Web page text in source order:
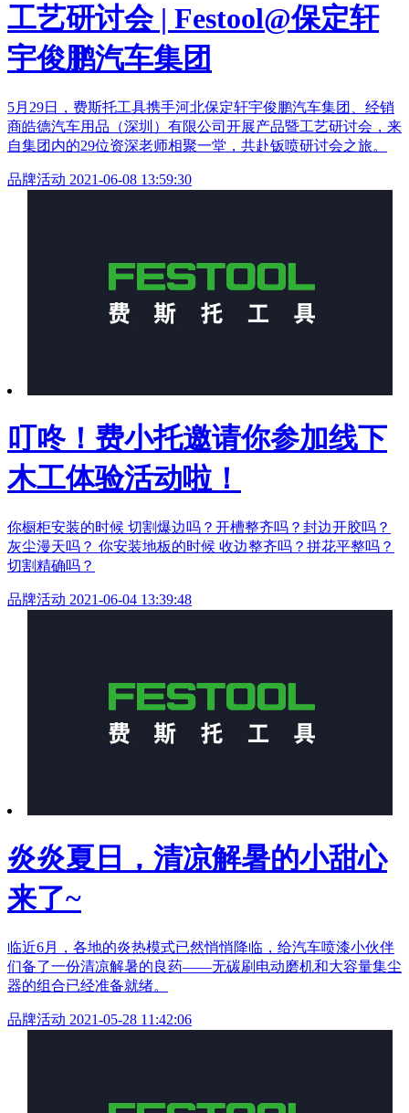
工艺研讨会 | Festool@保定轩
宇俊鹏汽车集团
5月29日，费斯托工具携手河北保定轩宇俊鹏汽车集团、经销
商皓德汽车用品（深圳）有限公司开展产品暨工艺研讨会，来
自集团内的29位资深老师相聚一堂，共赴钣喷研讨会之旅。
品牌活动 2021-06-08 13:59:30
叮咚！费小托邀请你参加线下
木工体验活动啦！
你橱柜安装的时候 切割爆边吗？开槽整齐吗？封边开胶吗？
灰尘漫天吗？ 你安装地板的时候 收边整齐吗？拼花平整吗？
切割精确吗？
品牌活动 2021-06-04 13:39:48
炎炎夏日，清凉解暑的小甜心
来了~
临近6月，各地的炎热模式已然悄悄降临，给汽车喷漆小伙伴
们备了一份清凉解暑的良药——无碳刷电动磨机和大容量集尘
器的组合已经准备就绪。
品牌活动 2021-05-28 11:42:06